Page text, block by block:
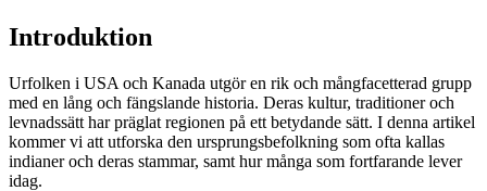
Introduktion
Urfolken i USA och Kanada utgör en rik och mångfacetterad grupp
med en lång och fängslande historia. Deras kultur, traditioner och
levnadssätt har präglat regionen på ett betydande sätt. I denna artikel
kommer vi att utforska den ursprungsbefolkning som ofta kallas
indianer och deras stammar, samt hur många som fortfarande lever
idag.